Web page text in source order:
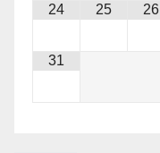
24 25 26
31